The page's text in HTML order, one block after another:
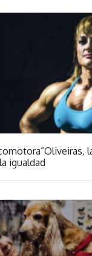
igualdad